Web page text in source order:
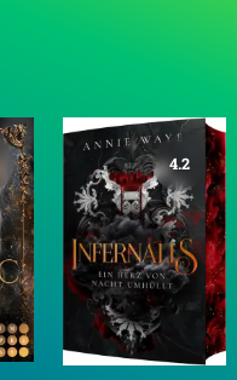
4.2